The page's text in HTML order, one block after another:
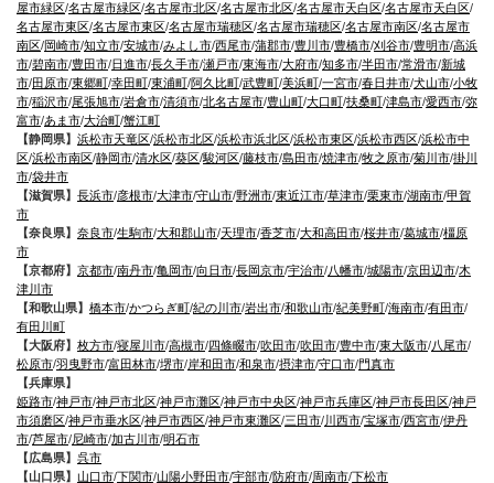
屋市緑区/名古屋市緑区/名古屋市北区/名古屋市北区/名古屋市天白区/名古屋市天白区/
名古屋市東区/名古屋市東区/名古屋市瑞穂区/名古屋市瑞穂区/名古屋市南区/名古屋市
南区/岡崎市/知立市/安城市/みよし市/西尾市/蒲郡市/豊川市/豊橋市/刈谷市/豊明市/高浜
市/碧南市/豊田市/日進市/長久手市/瀬戸市/東海市/大府市/知多市/半田市/常滑市/新城
市/田原市/東郷町/幸田町/東浦町/阿久比町/武豊町/美浜町/一宮市/春日井市/犬山市/小牧
市/稲沢市/尾張旭市/岩倉市/清須市/北名古屋市/豊山町/大口町/扶桑町/津島市/愛西市/弥
富市/あま市/大治町/蟹江町
【静岡県】 浜松市天竜区/浜松市北区/浜松市浜北区/浜松市東区/浜松市西区/浜松市中
区/浜松市南区/静岡市/清水区/葵区/駿河区/藤枝市/島田市/焼津市/牧之原市/菊川市/掛川
市/袋井市
【滋賀県】 長浜市/彦根市/大津市/守山市/野洲市/東近江市/草津市/栗東市/湖南市/甲賀
市
【奈良県】 奈良市/生駒市/大和郡山市/天理市/香芝市/大和高田市/桜井市/葛城市/橿原
市
【京都府】 京都市/南丹市/亀岡市/向日市/長岡京市/宇治市/八幡市/城陽市/京田辺市/木
津川市
【和歌山県】 橋本市/かつらぎ町/紀の川市/岩出市/和歌山市/紀美野町/海南市/有田市/
有田川町
【大阪府】 枚方市/寝屋川市/高槻市/四條畷市/吹田市/吹田市/豊中市/東大阪市/八尾市/
松原市/羽曳野市/富田林市/堺市/岸和田市/和泉市/摂津市/守口市/門真市
【兵庫県】
姫路市/神戸市/神戸市北区/神戸市灘区/神戸市中央区/神戸市兵庫区/神戸市長田区/神戸
市須磨区/神戸市垂水区/神戸市西区/神戸市東灘区/三田市/川西市/宝塚市/西宮市/伊丹
市/芦屋市/尼崎市/加古川市/明石市
【広島県】 呉市
【山口県】 山口市/下関市/山陽小野田市/宇部市/防府市/周南市/下松市